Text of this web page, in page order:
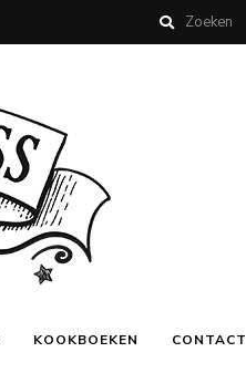
KOOKBOEKEN CONTACT